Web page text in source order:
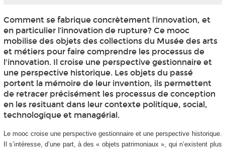
Comment se fabrique concrètement l’innovation, et
en particulier l’innovation de rupture? Ce mooc
mobilise des objets des collections du Musée des arts
et métiers pour faire comprendre les processus de
l'innovation. Il croise une perspective gestionnaire et
une perspective historique. Les objets du passé
portent la mémoire de leur invention, ils permettent
de retracer précisément les processus de conception
en les resituant dans leur contexte politique, social,
technologique et managérial.
Le mooc croise une perspective gestionnaire et une perspective historique.
Il s’intéresse, d’une part, à des « objets patrimoniaux », qui n’existent plus